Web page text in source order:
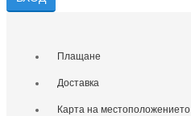
Плащане
Доставка
Карта на местоположението